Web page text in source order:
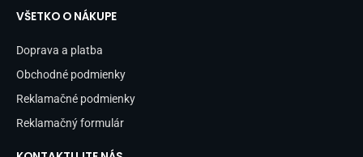
VŠETKO O NÁKUPE
Doprava a platba
Obchodné podmienky
Reklamačné podmienky
Reklamačný formulár